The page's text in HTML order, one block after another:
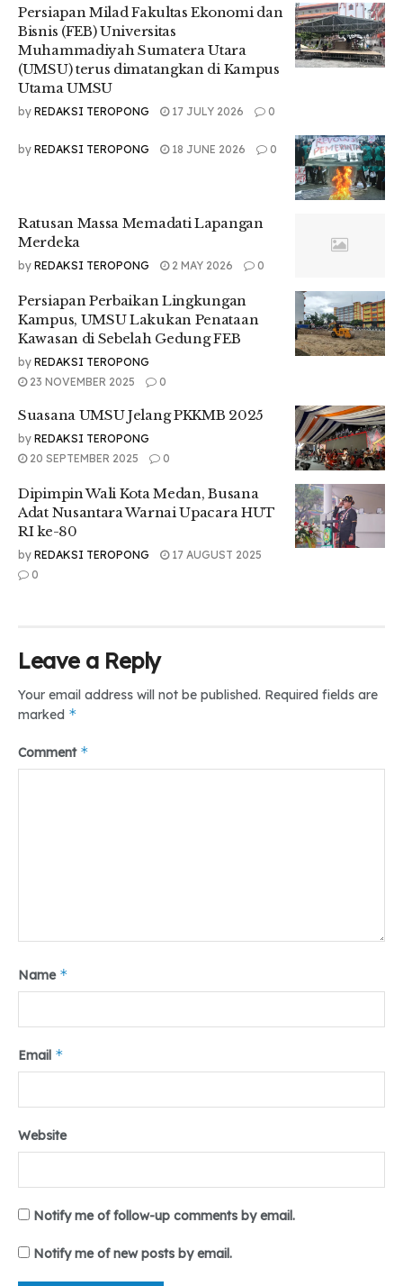
Persiapan Milad Fakultas Ekonomi dan
Bisnis (FEB) Universitas
Muhammadiyah Sumatera Utara
(UMSU) terus dimatangkan di Kampus
Utama UMSU
by REDAKSI TEROPONG 17 JULY 2026 0
by REDAKSI TEROPONG 18 JUNE 2026 0
Ratusan Massa Memadati Lapangan
Merdeka
by REDAKSI TEROPONG 2 MAY 2026 0
Persiapan Perbaikan Lingkungan
Kampus, UMSU Lakukan Penataan
Kawasan di Sebelah Gedung FEB
by REDAKSI TEROPONG
23 NOVEMBER 2025
0
Suasana UMSU Jelang PKKMB 2025
by REDAKSI TEROPONG
20 SEPTEMBER 2025
0
Dipimpin Wali Kota Medan, Busana
Adat Nusantara Warnai Upacara HUT
RI ke-80
by REDAKSI TEROPONG
17 AUGUST 2025
0
Leave a Reply
Your email address will not be published. Required fields are
marked *
Comment *
Name *
Email *
Website
Notify me of follow-up comments by email.
Notify me of new posts by email.